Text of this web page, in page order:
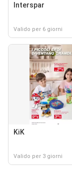
Interspar
Valido per 6 giorni
KiK
Valido per 3 giorni